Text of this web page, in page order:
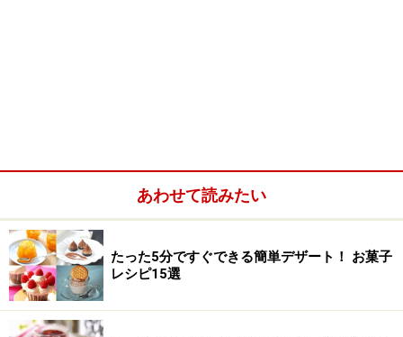
あわせて読みたい
たった5分ですぐできる簡単デザート！ お菓子
レシピ15選